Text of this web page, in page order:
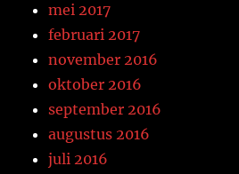
mei 2017
februari 2017
november 2016
oktober 2016
september 2016
augustus 2016
juli 2016